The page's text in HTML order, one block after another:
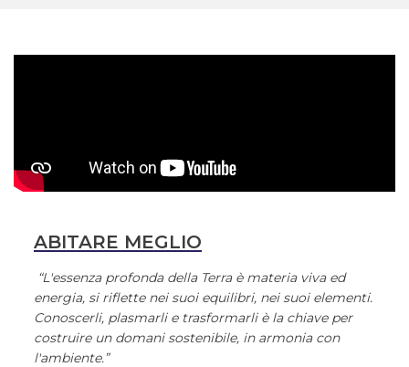
ABITARE MEGLIO
“L'essenza profonda della Terra è materia viva ed
energia, si riflette nei suoi equilibri, nei suoi elementi.
Conoscerli, plasmarli e trasformarli è la chiave per
costruire un domani sostenibile, in armonia con
l'ambiente.”